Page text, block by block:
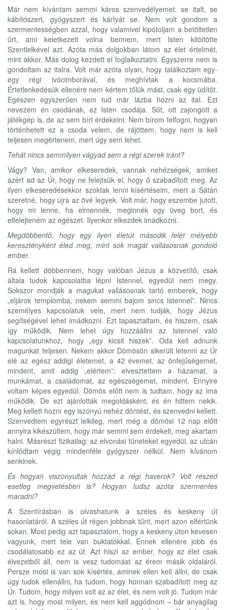
Már nem kívántam semmi káros szenvedélyemet: se italt, se
kábítószert, gyógyszert és kártyát se. Nem volt gondom a
szermentességben azzal, hogy valamivel kipótoljam a betöltetlen
űrt, ami keletkezett volna bennem, mert Isten kitöltötte
Szentlelkével azt. Azóta más dolgokban látom az élet értelmét,
mint akkor. Más dolog kezdett el foglalkoztatni. Egyszerre nem is
gondoltam az italra. Volt már azóta olyan, hogy találkoztam egy-
egy régi ivócimborával, és meghívtak a kocsmába.
Értetlenkedésük ellenére nem kértem tőlük mást, csak egy üdítőt.
Egészen egyszerűen nem tud már lázba hozni az ital. Ezt
nevezem én csodának, ez Isten csodája. Sőt, ott zajongott a
játékgép is, de az sem bírt érdekelni. Nem bírom felfogni, hogyan
történhetett ez a csoda velem, de rájöttem, hogy nem is kell
teljesen megértenem, mert úgy sem lehet.
Tehát nincs semmilyen vágyad sem a régi szerek iránt?
Vágy? Van, amikor elkeseredek, vannak nehézségek, amiket
azért ad az Úr, hogy ne felejtsük el, hogy ő szabadított meg. Az
ilyen elkeseredésekkor szoktak lenni kísértéseim, mert a Sátán
szeretné, hogy újra az övé legyek. Volt már, hogy eszembe jutott,
hogy mi lenne, ha elmennék, meginnék egy üveg bort, és
elfelejteném az egészet. Ilyenkor elkezdek imádkozni.
Megdöbbentő, hogy egy ilyen életút második felét mélyebb
keresztényként éled meg, mint sok magát vallásosnak gondoló
ember.
Rá kellett döbbennem, hogy valóban Jézus a közvetítő, csak
általa tudok kapcsolatba lépni Istennel, egyedül nem megy.
Sokszor mondják a magukat vallásosnak tartó emberek, hogy
„eljárok templomba, nekem semmi bajom sincs Istennel”. Nincs
személyes kapcsolatuk vele, mert nem tudják, hogy Jézus
segítségével lehet imádkozni. Ezt tapasztaltam, és hiszem, csak
így működik. Nem lehet úgy hozzáállni az Istennel való
kapcsolatunkhoz, hogy „egy kicsit hiszek”. Oda kell adnunk
magunkat teljesen. Nekem akkor Dömösön sikerült letenni az Úr
elé az egész addigi életemet, a 42 évemet, az önfejűségemet,
mindent, amit addig „elértem”: elvesztettem a házamat, a
munkámat, a családomat, az egészségemet, mindent. Ennyire
voltam képes egyedül. Dömös előtt nem is tudtam, hogy az ima
működik. De ezt ajánlották megoldásként, és én hittem nekik.
Meg kellett hozni egy iszonyú nehéz döntést, és szenvedni kellett.
Szenvedtem egyrészt lelkileg, mert még a dömösi 12 nap előtt
annyira kikészültem, hogy már semmi sem érdekelt, meg akartam
halni. Másrészt fizikailag: az elvonási tüneteket egyedül, az utcán
kínlódtam végig mindenféle gyógyszer nélkül. Nem kívánom
senkinek.
És hogyan viszonyultak hozzád a régi haverok? Volt részed
esetleg megvetésben is? Hogyan tudsz azóta szermentes
maradni?
A Szentírásban is olvashatunk a széles és keskeny út
hasonlatáról. A széles út régen jobbnak tűnt, mert azon elfértünk
sokan. Most pedig azt tapasztalom, hogy a keskeny úton kevesen
vagyunk, mert tele van buktatókkal. Ennek ellenére jobb és
csodálatosabb ez az út. Azt hiszi az ember, hogy az élet csak
élvezetből áll, nem is vesz tudomást az érem másik oldaláról.
Persze most is van sok kísértés, aminek ellen kell állni, de csak
úgy tudok ellenállni, ha tudom, hogy honnan szabadított meg az
Úr. Tudom, hogy milyen volt az az élet, és nem volt jó. Tudom már
azt is, hogy most milyen, és nem kell aggódnom – bár anyagilag